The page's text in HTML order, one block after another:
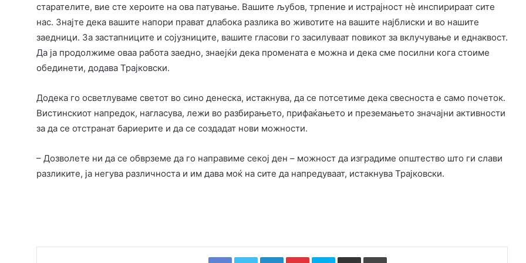
старателите, вие сте хероите на ова патување. Вашите љубов, трпение и истрајност нè инспирираат сите
нас. Знајте дека вашите напори прават длабока разлика во животите на вашите најблиски и во нашите
заедници. За застапниците и сојузниците, вашите гласови го засилуваат повикот за вклучување и еднаквост.
Да ја продолжиме оваа работа заедно, знаејќи дека промената е можна и дека сме посилни кога стоиме
обединети, додава Трајковски.
Додека го осветлуваме светот во сино денеска, истакнува, да се потсетиме дека свесноста е само почеток.
Вистинскиот напредок, нагласува, лежи во разбирањето, прифаќањето и преземањето значајни активности
за да се отстранат бариерите и да се создадат нови можности.
– Дозволете ни да се обврземе да го направиме секој ден – можност да изградиме општество што ги слави
разликите, ја негува различноста и им дава моќ на сите да напредуваат, истакнува Трајковски.
FacebookTwitterLinkedInPinterestSkype Сподели преку Е-маил Испринтај